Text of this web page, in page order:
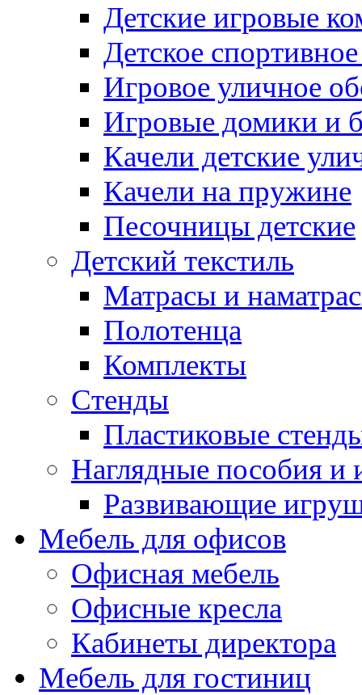
Детские игровые
Детское
Игровое уличное
Игровые домики и
Качели детские
Качели на пружине
Песочницы детские
Детский текстиль
Матрасы и
Полотенца
Комплекты
Стенды
Пластиковые
Наглядные пособия и
Развивающие
Мебель для офисов
Офисная мебель
Офисные кресла
Кабинеты директора
Мебель для гостиниц